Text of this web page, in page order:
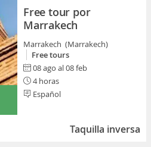
Free tour por
Marrakech
Marrakech (Marrakech)
Free tours
08 ago al 08 feb
4 horas
Español
Taquilla inversa